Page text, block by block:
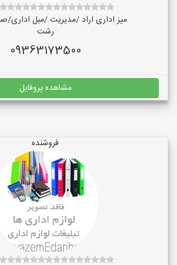
میز اداری اراد /مدیریت /مبل اداری/
رشت
09363173500
مشاهده پروفایل
فروشنده